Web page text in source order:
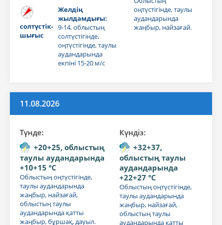
солтүстік-
шығыс
Желдің
жылдамдығы:
9-14, облыстың
солтүстігінде,
оңтүстігінде, таулы
аудандарында
екпіні 15-20 м/с
оңтүстігінде, таулы
аудандарында
жаңбыр, найзағай.
11.08.2026
Түнде:
+20+25, облыстың
таулы аудандарында
+10+15 °C
Облыстың оңтүстігінде,
таулы аудандарында
жаңбыр, найзағай,
облыстың таулы
аудандарында қатты
жаңбыр, бұршақ, дауыл.
Күндiз:
+32+37,
облыстың таулы
аудандарында
+22+27 °C
Облыстың оңтүстігінде,
таулы аудандарында
жаңбыр, найзағай,
облыстың таулы
аудандарында қатты